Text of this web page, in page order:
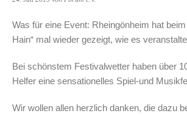
Was für eine Event: Rheingönheim hat beim
Hain“ mal wieder gezeigt, wie es
Bei schönstem Festivalwetter haben über
Helfer eine sensationelles Spiel-und
Wir wollen allen herzlich danken, die dazu